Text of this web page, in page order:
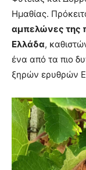
Ημαθίας.
αμπελώνες της
Ελλάδα,
ένα από τα πιο
ξηρών ερυθρών